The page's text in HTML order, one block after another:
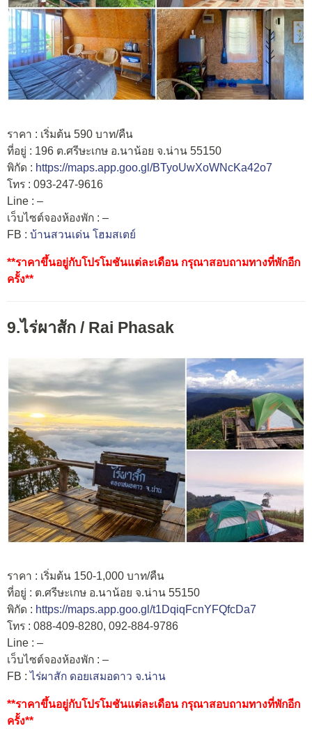
ราคา : เริ่มต้น 590 บาท/คืน
ที่อยู่ : 196 ต.ศรีษะเกษ อ.นาน้อย จ.น่าน 55150
พิกัด : https://maps.app.goo.gl/BTyoUwXoWNcKa42o7
โทร : 093-247-9616
Line : –
เว็บไซต์จองห้องพัก : –
FB : บ้านสวนเด่น โฮมสเตย์
**ราคาขึ้นอยู่กับโปรโมชันแต่ละเดือน กรุณาสอบถามทางที่พักอีก
ครั้ง**
9.ไร่ผาสัก / Rai Phasak
ราคา : เริ่มต้น 150-1,000 บาท/คืน
ที่อยู่ : ต.ศรีษะเกษ อ.นาน้อย จ.น่าน 55150
พิกัด : https://maps.app.goo.gl/t1DqiqFcnYFQfcDa7
โทร : 088-409-8280, 092-884-9786
Line : –
เว็บไซต์จองห้องพัก : –
FB :ไร่ผาสัก ดอยเสมอดาว จ.น่าน
**ราคาขึ้นอยู่กับโปรโมชันแต่ละเดือน กรุณาสอบถามทางที่พักอีก
ครั้ง**